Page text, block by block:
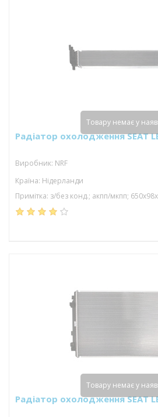
Радіатор охолодження SEAT
Виробник: NRF
Країна: Нідерланди
Товару немає у
Радіатор охолодження SEAT
Товару немає у